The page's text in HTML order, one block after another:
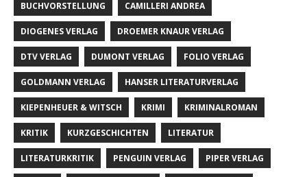
BUCHVORSTELLUNG CAMILLERI ANDREA
DIOGENES VERLAG DROEMER KNAUR VERLAG
DTV VERLAG DUMONT VERLAG FOLIO VERLAG
GOLDMANN VERLAG HANSER LITERATURVERLAG
KIEPENHEUER & WITSCH KRIMI KRIMINALROMAN
KRITIK KURZGESCHICHTEN LITERATUR
LITERATURKRITIK PENGUIN VERLAG PIPER VERLAG